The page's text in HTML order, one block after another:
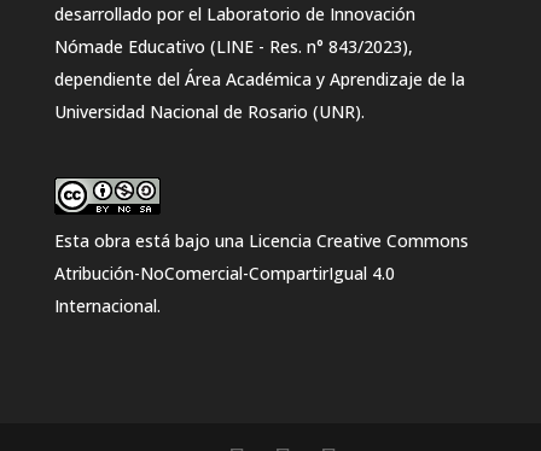
desarrollado por el Laboratorio de Innovación
Nómade Educativo (LINE - Res. n° 843/2023),
dependiente del Área Académica y Aprendizaje de la
Universidad Nacional de Rosario (UNR).
Esta obra está bajo una Licencia Creative Commons
Atribución-NoComercial-CompartirIgual 4.0
Internacional.